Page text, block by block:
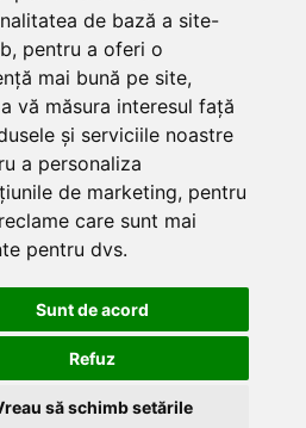
de bază a site-
, pentru a oferi o
mai bună pe site,
vă măsura interesul față
și serviciile noastre
a personaliza
de marketing, pentru
care sunt mai
pentru dvs.
Sunt de acord
Refuz
să schimb setările
5, Bucuresti
13176/1991